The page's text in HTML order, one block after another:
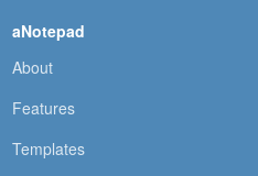
aNotepad
About
Features
Templates